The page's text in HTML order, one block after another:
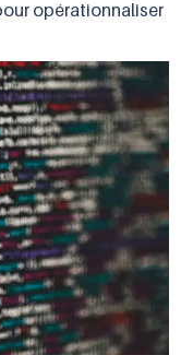
opérationnaliser